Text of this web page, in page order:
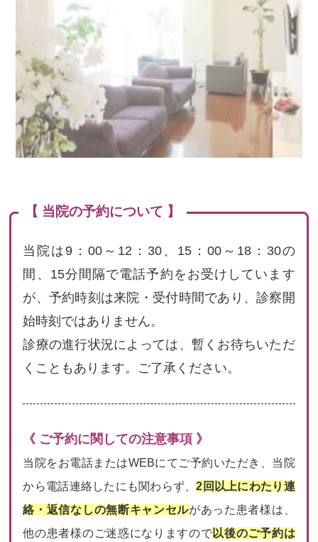
【 当院の予約について 】
当院は9：00～12：30、15：00～18：30の
間、15分間隔で電話予約をお受けしています
が、予約時刻は来院・受付時間であり、診察開
始時刻ではありません。
診療の進行状況によっては、暫くお待ちいただ
くこともあります。ご了承ください。
《 ご予約に関しての注意事項 》
当院をお電話またはWEBにてご予約いただき、当院
から電話連絡したにも関わらず、2回以上にわたり連
絡・返信なしの無断キャンセルがあった患者様は、
他の患者様のご迷惑になりますので以後のご予約は